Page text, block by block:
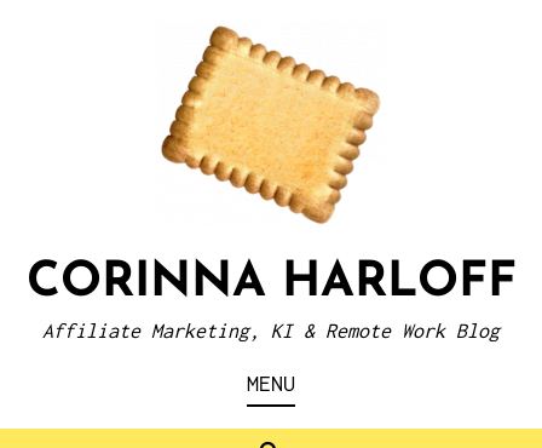
CORINNA HARLOFF
Affiliate Marketing, KI & Remote Work Blog
MENU